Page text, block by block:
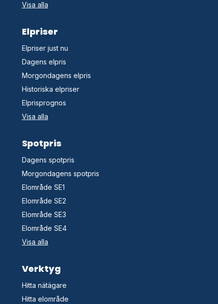
Visa alla
Elpriser
Elpriser just nu
Dagens elpris
Morgondagens elpris
Historiska elpriser
Elprisprognos
Visa alla
Spotpris
Dagens spotpris
Morgondagens spotpris
Elområde SE1
Elområde SE2
Elområde SE3
Elområde SE4
Visa alla
Verktyg
Hitta nätägare
Hitta elområde